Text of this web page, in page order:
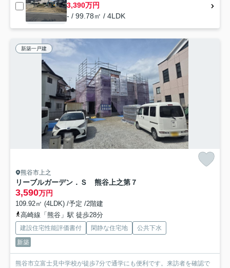
3,390万円
- / 99.78㎡ / 4LDK
新築一戸建
熊谷市上之
リーブルガーデン．Ｓ 熊谷上之第７
3,590万円
109.92㎡ (4LDK) /予定 /2階建
高崎線「熊谷」駅 徒歩28分
建設住宅性能評価書付 閑静な住宅地
公共下水
新築
熊谷市立富士見中学校が徒歩7分で通学にも便利です。来訪者を確認で